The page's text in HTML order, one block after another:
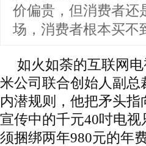
价偏贵，但消费者还
场，消费者根本买不
如火如荼的互联网
米公司联合创始人副
内潜规则，他把矛头
宣传中的千元40吋电
须捆绑两年980元的年